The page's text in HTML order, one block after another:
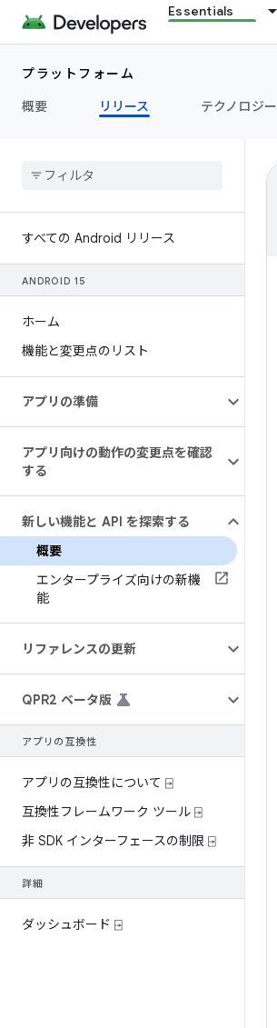
Essentials
プラットフォーム
概要
リリース テクノロジー
すべての Android リリース
ANDROID 15
ホーム
機能と変更点のリスト
アプリの準備
アプリ向けの動作の変更点を確認
する
新しい機能と API を探索する
概要
エンタープライズ向けの新機
能
リファレンスの更新
QPR2 ベータ版
アプリの互換性
アプリの互換性について ⍈
互換性フレームワーク ツール ⍈
非 SDK インターフェースの制限 ⍈
詳細
ダッシュボード ⍈